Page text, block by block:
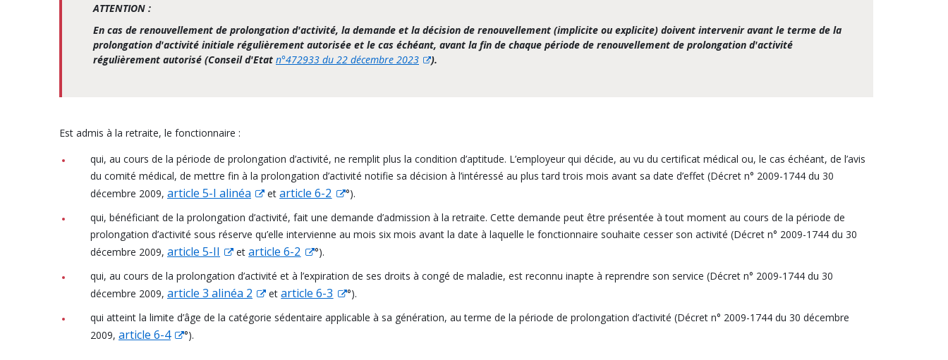
ATTENTION :
En cas de renouvellement de prolongation d'activité, la demande et la décision de renouvellement (implicite ou explicite) doivent intervenir avant le terme de la
prolongation d'activité initiale régulièrement autorisée et le cas échéant, avant la fin de chaque période de renouvellement de prolongation d'activité
régulièrement autorisé (Conseil d'Etat n°472933 du 22 décembre 2023 ).
Est admis à la retraite, le fonctionnaire :
qui, au cours de la période de prolongation d’activité, ne remplit plus la condition d’aptitude. L’employeur qui décide, au vu du certificat médical ou, le cas échéant, de l’avis
du comité médical, de mettre fin à la prolongation d’activité notifie sa décision à l’intéressé au plus tard trois mois avant sa date d’effet (Décret n° 2009-1744 du 30
décembre 2009, article 5-I alinéa etarticle 6-2
°).
qui, bénéficiant de la prolongation d’activité, fait une demande d’admission à la retraite. Cette demande peut être présentée à tout moment au cours de la période de
prolongation d’activité sous réserve qu’elle intervienne au mois six mois avant la date à laquelle le fonctionnaire souhaite cesser son activité (Décret n° 2009-1744 du 30
décembre 2009, article 5-II etarticle 6-2
°).
qui, au cours de la prolongation d’activité et à l’expiration de ses droits à congé de maladie, est reconnu inapte à reprendre son service (Décret n° 2009-1744 du 30
décembre 2009, article 3 alinéa 2 etarticle 6-3
°).
qui atteint la limite d’âge de la catégorie sédentaire applicable à sa génération, au terme de la période de prolongation d’activité (Décret n° 2009-1744 du 30 décembre
2009, article 6-4 °).